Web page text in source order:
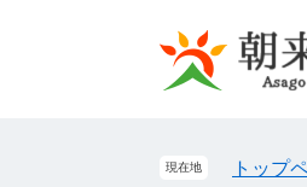
現在地 トップ